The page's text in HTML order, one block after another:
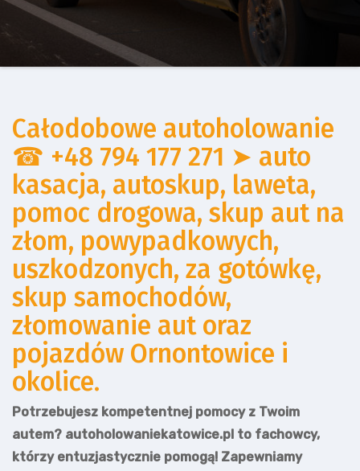
Całodobowe autoholowanie
☎ +48 794 177 271 ➤ auto
kasacja, autoskup, laweta,
pomoc drogowa, skup aut na
złom, powypadkowych,
uszkodzonych, za gotówkę,
skup samochodów,
złomowanie aut oraz
pojazdów Ornontowice i
okolice.
Potrzebujesz kompetentnej pomocy z Twoim
autem? autoholowaniekatowice.pl to fachowcy,
którzy entuzjastycznie pomogą! Zapewniamy